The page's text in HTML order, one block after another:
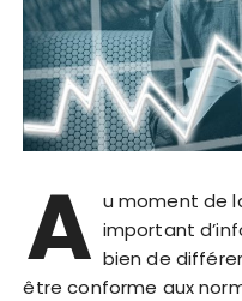
A u moment de
important
bien de
être conforme aux